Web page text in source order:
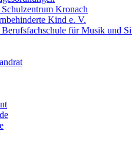
Kronach
Kind e. V.
für Musik und